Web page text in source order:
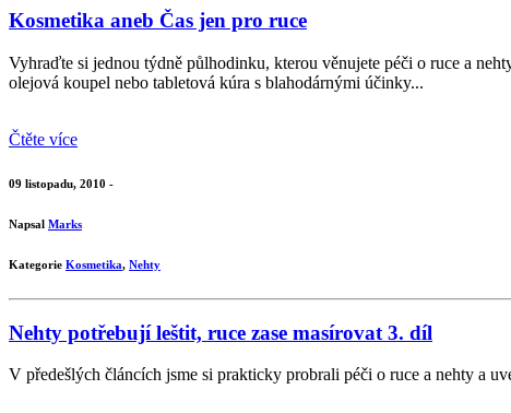
Kosmetika aneb Čas jen pro ruce
Vyhraďte si jednou týdně půlhodinku, kterou věnujete péči o ruce a
olejová koupel nebo tabletová kúra s blahodárnými účinky...
Čtěte více
09 listopadu, 2010 -
Napsal Marks
Kategorie Kosmetika, Nehty
Nehty potřebují leštit, ruce zase masírovat 3. díl
V předešlých článcích jsme si prakticky probrali péči o ruce a nehty a